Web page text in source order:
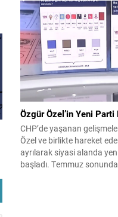
birliği çerçevesi
çıktısı, üç ülkenin imza
Savunma Anlaşması
güvenlik yaklaşımıyla
Özgür Özel’in Yeni
CHP’de yaşanan
Özel ve birlikte hareket
ayrılarak siyasi alanda
başladı. Temmuz